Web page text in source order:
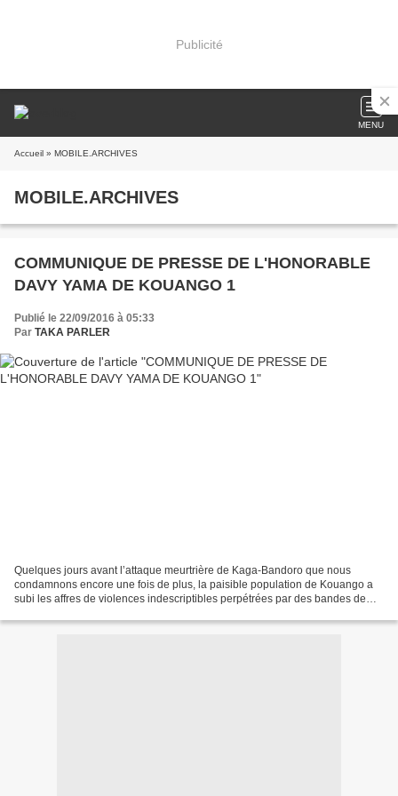
Publicité
MENU
Accueil » MOBILE.ARCHIVES
MOBILE.ARCHIVES
COMMUNIQUE DE PRESSE DE L'HONORABLE
DAVY YAMA DE KOUANGO 1
Publié le 22/09/2016 à 05:33
Par TAKA PARLER
Quelques jours avant l’attaque meurtrière de Kaga-Bandoro que nous
condamnons encore une fois de plus, la paisible population de Kouango a
subi les affres de violences indescriptibles perpétrées par des bandes de